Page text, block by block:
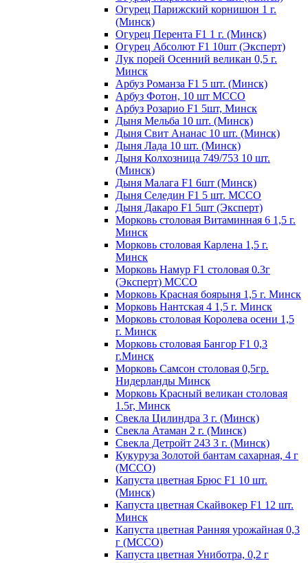
Огурец Парижский корнишон 1 г.
(Минск)
Огурец Перента F1 1 г. (Минск)
Огурец Абсолют F1 10шт (Эксперт)
Лук порей Осенний великан 0,5 г.
Минск
Арбуз Романза F1 5 шт. (Минск)
Арбуз Фотон, 10 шт МССО
Арбуз Розарио F1 5шт, Минск
Дыня Мельба 10 шт. (Минск)
Дыня Свит Ананас 10 шт. (Минск)
Дыня Лада 10 шт. (Минск)
Дыня Колхозница 749/753 10 шт.
(Минск)
Дыня Малага F1 6шт (Минск)
Дыня Селедин F1 5 шт. МССО
Дыня Дакаро F1 5шт (Эксперт)
Морковь столовая Витаминная 6 1,5 г.
Минск
Морковь столовая Карлена 1,5 г.
Минск
Морковь Намур F1 столовая 0.3г
(Эксперт) МССО
Морковь Красная боярыня 1,5 г. Минск
Морковь Нантская 4 1,5 г. Минск
Морковь столовая Королева осени 1,5
г. Минск
Морковь столовая Бангор F1 0,3
г.Минск
Морковь Самсон столовая 0,5гр.
Нидерланды Минск
Морковь Красный великан столовая
1.5г, Минск
Свекла Цилиндра 3 г. (Минск)
Свекла Атаман 2 г. (Минск)
Свекла Детройт 243 3 г. (Минск)
Кукуруза Золотой бантам сахарная, 4 г
(МССО)
Капуста цветная Брюс F1 10 шт.
(Минск)
Капуста цветная Скайвокер F1 12 шт.
Минск
Капуста цветная Ранняя урожайная 0,3
г (МССО)
Капуста цветная Униботра, 0,2 г